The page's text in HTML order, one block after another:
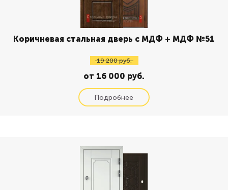
Коричневая стальная дверь с МДФ + МДФ №51
19 200 руб.
от 16 000 руб.